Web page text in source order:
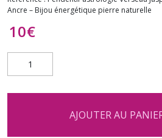
Ancre – Bijou énergétique pierre naturelle
10€
AJOUTER AU